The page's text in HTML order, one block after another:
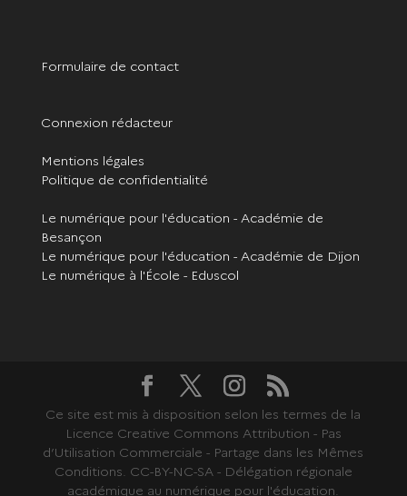
Formulaire de contact
Connexion rédacteur
Mentions légales
Politique de confidentialité
Le numérique pour l'éducation - Académie de
Besançon
Le numérique pour l'éducation - Académie de Dijon
Le numérique à l'École - Eduscol
Ce site est mis à disposition selon les termes de la
Licence Creative Commons Attribution - Pas
d’Utilisation Commerciale - Partage dans les Mêmes
Conditions. CC-BY-NC-SA - Délégation régionale
académique au numérique pour l'éducation.